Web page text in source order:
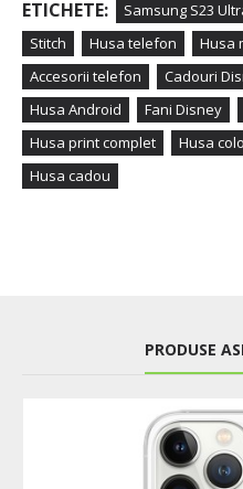
ETICHETE: Samsung S23
Stitch
Husa telefon Husa
Accesorii telefon
Cadouri
Husa Android
Fani Disney
Husa print complet
Husa
Husa cadou
PRODUSE